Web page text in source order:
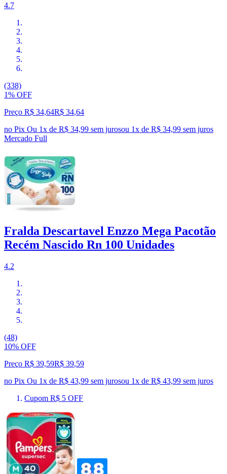
4.7
(338)
1% OFF
Preço R$ 34,64R$ 34,64
no Pix Ou 1x de R$ 34,99 sem jurosou 1x de R$ 34,99 sem juros
Mercado Full
Fralda Descartavel Enzzo Mega Pacotão
Recém Nascido Rn 100 Unidades
4.2
(48)
10% OFF
Preço R$ 39,59R$ 39,59
no Pix Ou 1x de R$ 43,99 sem jurosou 1x de R$ 43,99 sem juros
Cupom R$ 5 OFF